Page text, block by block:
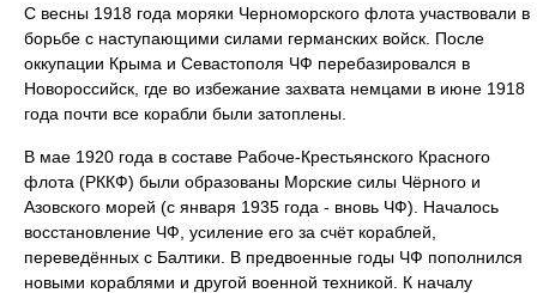
С весны 1918 года моряки Черноморского флота участвовали в
борьбе с наступающими силами германских войск. После
оккупации Крыма и Севастополя ЧФ перебазировался в
Новороссийск, где во избежание захвата немцами в июне 1918
года почти все корабли были затоплены.
В мае 1920 года в составе Рабоче-Крестьянского Красного
флота (РККФ) были образованы Морские силы Чёрного и
Азовского морей (с января 1935 года - вновь ЧФ). Началось
восстановление ЧФ, усиление его за счёт кораблей,
переведённых с Балтики. В предвоенные годы ЧФ пополнился
новыми кораблями и другой военной техникой. К началу